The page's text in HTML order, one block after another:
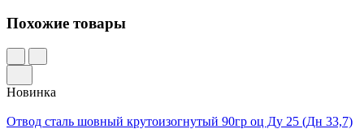
Похожие товары
Новинка
Отвод сталь шовный крутоизогнутый 90гр оц Ду 25 (Дн 33,7)